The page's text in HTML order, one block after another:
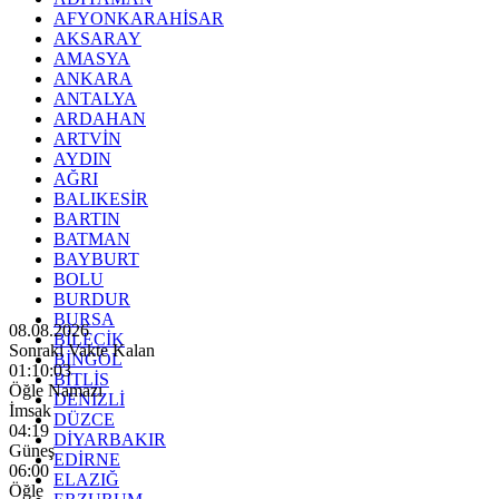
AFYONKARAHİSAR
AKSARAY
AMASYA
ANKARA
ANTALYA
ARDAHAN
ARTVİN
AYDIN
AĞRI
BALIKESİR
BARTIN
BATMAN
BAYBURT
BOLU
BURDUR
BURSA
BİLECİK
BİNGÖL
BİTLİS
DENİZLİ
DÜZCE
DİYARBAKIR
EDİRNE
ELAZIĞ
08.08.2026
Sonraki Vakte Kalan
01:10:01
Öğle Namazı
İmsak
04:19
Güneş
06:00
Öğle